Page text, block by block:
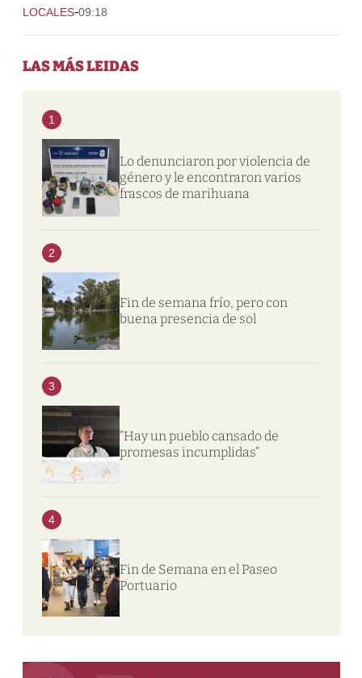
LOCALES-09:18
LAS MÁS LEIDAS
1
Lo denunciaron por violencia de
género y le encontraron varios
frascos de marihuana
2
Fin de semana frío, pero con
buena presencia de sol
3
“Hay un pueblo cansado de
promesas incumplidas”
4
Fin de Semana en el Paseo
Portuario